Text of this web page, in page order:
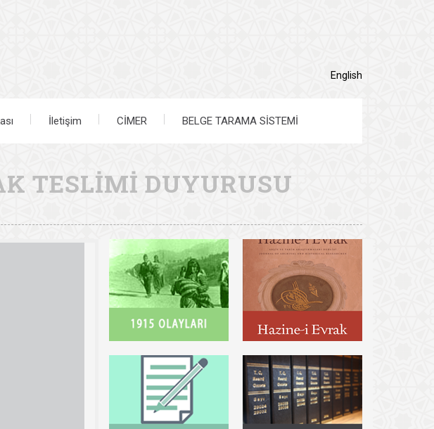
English
İletişim CİMER BELGE TARAMA SİSTEMİ
TESLİMİ DUYURUSU